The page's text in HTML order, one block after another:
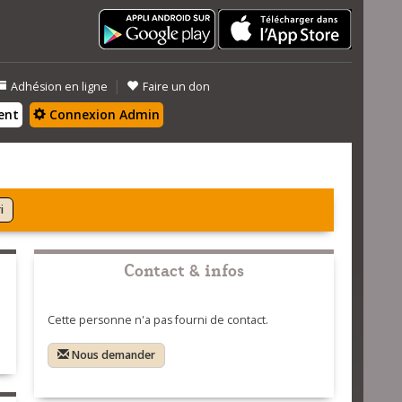
Adhésion en ligne | Faire un don
Connexion Admin
Contact & infos
Cette personne n'a pas fourni de contact.
Nous demander